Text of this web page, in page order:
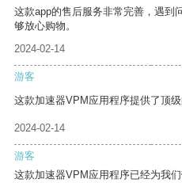
这款app的售后服务非常完善，遇到
够放心购物。
2024-02-14
游客
这款加速器VPM应用程序提供了顶级
2024-02-14
游客
这款加速器VPM应用程序已经为我